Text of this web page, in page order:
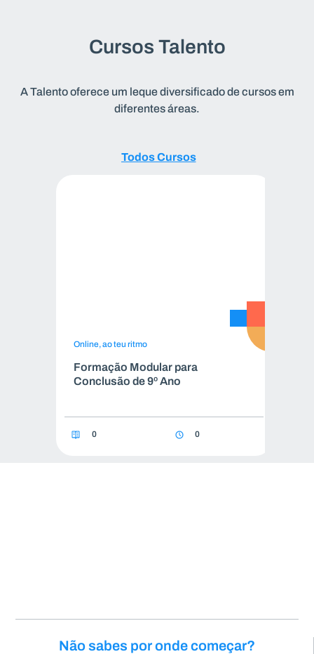
Cursos Talento
A Talento oferece um leque diversificado de cursos em
diferentes áreas.
Todos Cursos
Online, ao teu ritmo
Formação Modular para
Conclusão de 9º Ano
0 0
Não sabes por onde começar?